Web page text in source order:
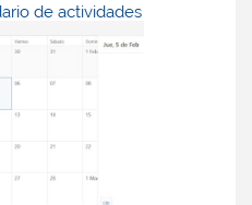
de actividades